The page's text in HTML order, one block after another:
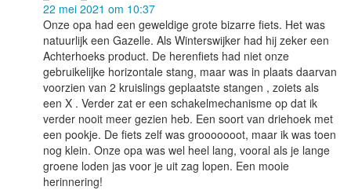
22 mei 2021 om 10:37
Onze opa had een geweldige grote bizarre fiets. Het was
natuurlijk een Gazelle. Als Winterswijker had hij zeker een
Achterhoeks product. De herenfiets had niet onze
gebruikelijke horizontale stang, maar was in plaats daarvan
voorzien van 2 kruislings geplaatste stangen , zoiets als
een X . Verder zat er een schakelmechanisme op dat ik
verder nooit meer gezien heb. Een soort van driehoek met
een pookje. De fiets zelf was grooooooot, maar ik was toen
nog klein. Onze opa was wel heel lang, vooral als je lange
groene loden jas voor je uit zag lopen. Een mooie
herinnering!